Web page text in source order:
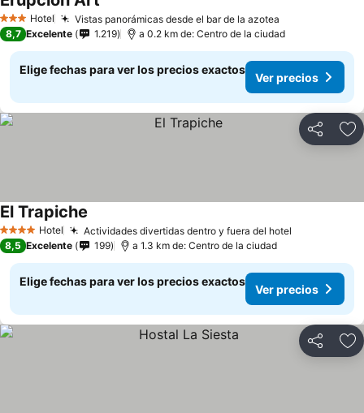
3 Estrellas
Hotel Vistas panorámicas desde el bar de la azotea
8,7 Excelente 1.219 a 0.2 km de: Centro de la ciudad
Elige fechas para ver los precios exactos
Ver precios
Compartir
4 EstrellasHotel Actividades divertidas dentro y fuera del hotel
El Trapiche
8,5 Excelente 199 a 1.3 km de: Centro de la ciudad
Elige fechas para ver los precios exactos
Ver precios
Compartir